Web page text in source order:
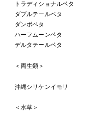
トラディショナルベタ
ダブルテールベタ
ダンボベタ
ハーフムーンベタ
デルタテールベタ
＜両生類＞
沖縄シリケンイモリ
＜水草＞